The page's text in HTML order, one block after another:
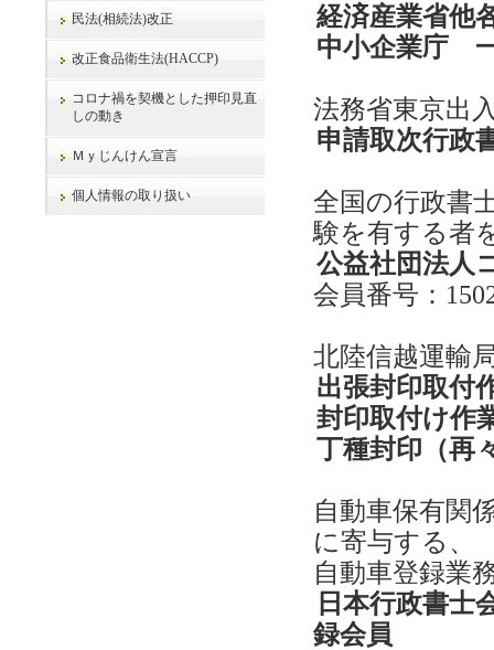
経済産業省他
中小企業庁
法務省東京出
申請取次行政
全国の行政書
験を有する者
公益社団法人
会員番号：
北陸信越運輸
出張封印取付
封印取付け作
丁種封印（再
自動車保有関
に寄与する、
自動車登録業
日本行政書士
録会員
民法(相続法)改正
改正食品衛生法(HACCP)
コロナ禍を契機とした押印見直
しの動き
Ｍｙじんけん宣言
個人情報の取り扱い